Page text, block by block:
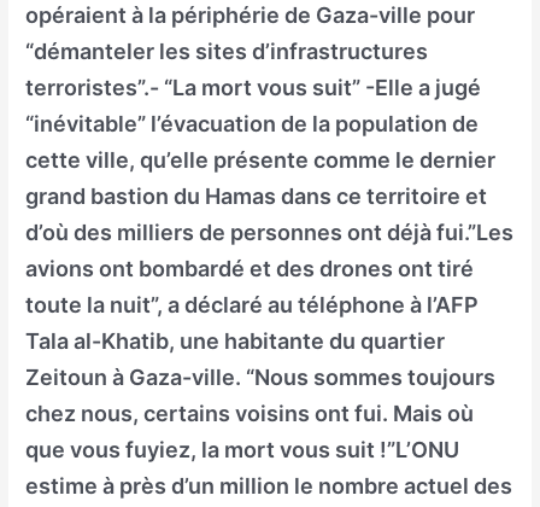
opéraient à la périphérie de Gaza-ville pour
“démanteler les sites d’infrastructures
terroristes”.- “La mort vous suit” -Elle a jugé
“inévitable” l’évacuation de la population de
cette ville, qu’elle présente comme le dernier
grand bastion du Hamas dans ce territoire et
d’où des milliers de personnes ont déjà fui.”Les
avions ont bombardé et des drones ont tiré
toute la nuit”, a déclaré au téléphone à l’AFP
Tala al-Khatib, une habitante du quartier
Zeitoun à Gaza-ville. “Nous sommes toujours
chez nous, certains voisins ont fui. Mais où
que vous fuyiez, la mort vous suit !”L’ONU
estime à près d’un million le nombre actuel des